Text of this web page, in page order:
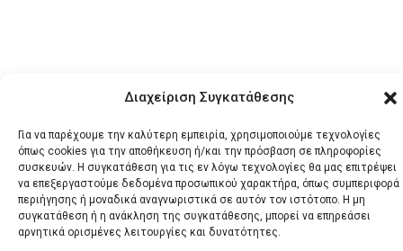
Διαχείριση Συγκατάθεσης
Για να παρέχουμε την καλύτερη εμπειρία, χρησιμοποιούμε τεχνολογίες
όπως cookies για την αποθήκευση ή/και την πρόσβαση σε πληροφορίες
συσκευών. Η συγκατάθεση για τις εν λόγω τεχνολογίες θα μας επιτρέψει
να επεξεργαστούμε δεδομένα προσωπικού χαρακτήρα, όπως συμπεριφορά
περιήγησης ή μοναδικά αναγνωριστικά σε αυτόν τον ιστότοπο. Η μη
συγκατάθεση ή η ανάκληση της συγκατάθεσης, μπορεί να επηρεάσει
αρνητικά ορισμένες λειτουργίες και δυνατότητες.
© 2026 Santonews - Όλα
τα δικαιώματα
κατοχυρωμένα.